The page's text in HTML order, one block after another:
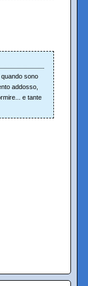
sono
addosso,
e tante